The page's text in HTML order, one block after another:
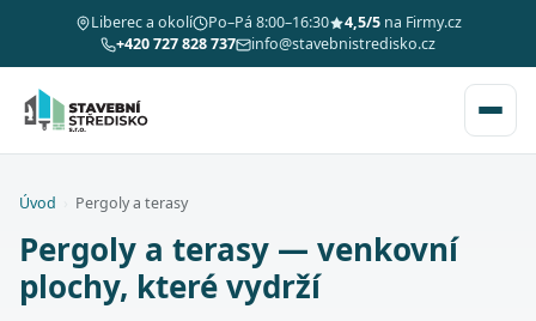
Liberec a okolí Po–Pá 8:00–16:30 4,5/5na Firmy.cz
+420 727 828 737
info@stavebnistredisko.cz
Úvod Pergoly a terasy
Pergoly a terasy — venkovní
plochy, které vydrží